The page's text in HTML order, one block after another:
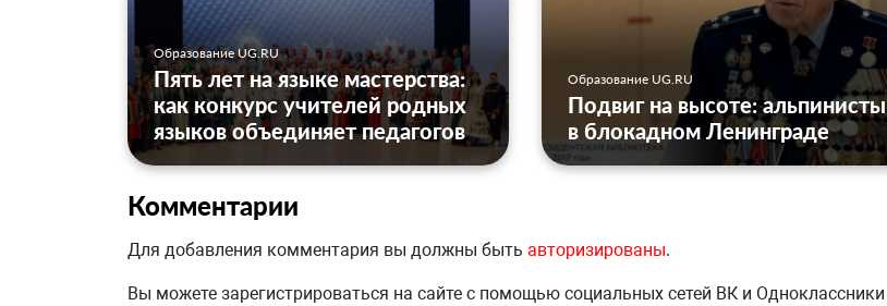
Образование UG.RU
Пять лет на языке мастерства:
как конкурс учителей родных
языков объединяет педагогов
Образование UG.RU
Подвиг на высоте: альпинисты
в блокадном Ленинграде
Комментарии
Для добавления комментария вы должны быть авторизированы.
Вы можете зарегистрироваться на сайте с помощью социальных сетей ВК и Одноклассники